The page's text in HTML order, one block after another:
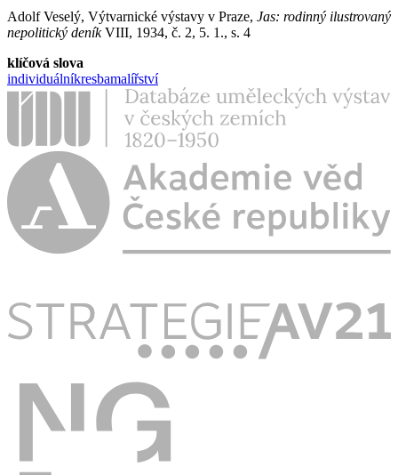
Adolf Veselý, Výtvarnické výstavy v Praze, Jas: rodinný ilustrovaný
nepolitický deníkVIII, 1934, č. 2, 5. 1., s. 4
klíčová slova
individuálníkresbamalířství